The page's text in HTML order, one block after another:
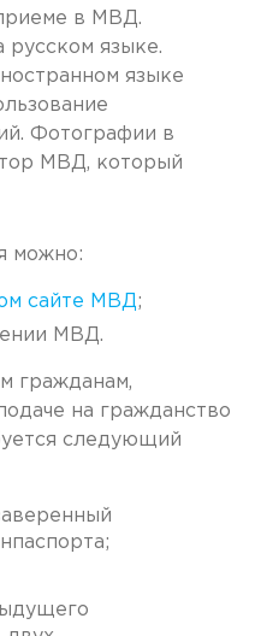
в МВД.
русском языке.
языке
Фотографии в
МВД, который
можно:
сайте МВД;
МВД.
гражданам,
на гражданство
следующий